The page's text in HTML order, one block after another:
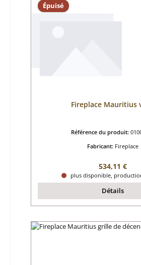
Épuisé
Fireplace Mauritius
Référence du produit:
Fabricant: Fireplace
Prix régulier :
534,11 €
plus disponible,
Détails